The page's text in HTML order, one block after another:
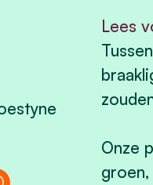
Lees
Onze